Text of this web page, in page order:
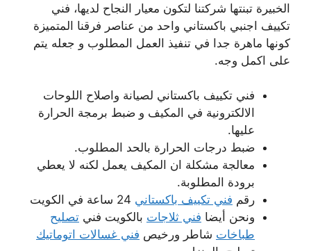
الخبيرة تبنتها شركتنا لتكون معيار النجاح لديها، فني
تكييف اجنبي باكستاني واحد من عناصر فرقنا المتميزة
كونها ماهرة جدا في تنفيذ العمل المطلوب و جعله يتم
على اكمل وجه.
فني تكييف باكستاني لصيانة واصلاح اللوحات
الالكترونية في المكيف و ضبط برمجة الحرارة
عليها.
ضبط درجات الحرارة بالحد المطلوب.
معالجة مشكلة ان المكيف يعمل لكنه لا يعطي
برودة المطلوبة.
رقم فني تكييف باكستاني
ونحن أيضا فني ثلاجات بالكويت فني تصليح
طباخات شاطر ورخيص فني غسالات اتوماتيك